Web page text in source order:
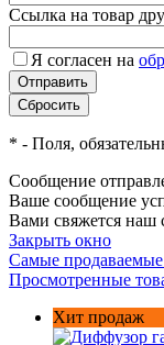
Ссылка на товар
Я согласен на
* - Поля,
Сообщение
Ваше сообщение
Вами свяжется наш
Закрыть окно
Самые
Просмотренные
Хит продаж